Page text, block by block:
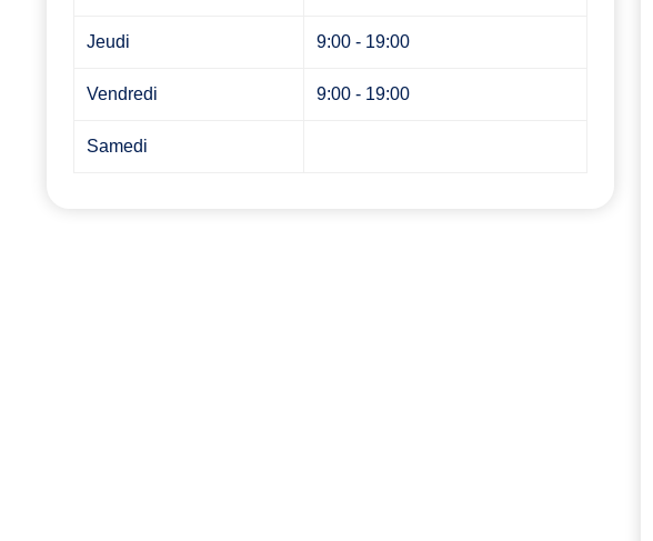
Jeudi 9:00 - 19:00
Vendredi 9:00 - 19:00
Samedi